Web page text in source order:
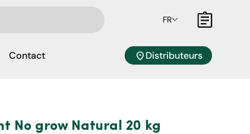
FR Panier
Contact location_onDistributeurs
No grow Natural 20 kg